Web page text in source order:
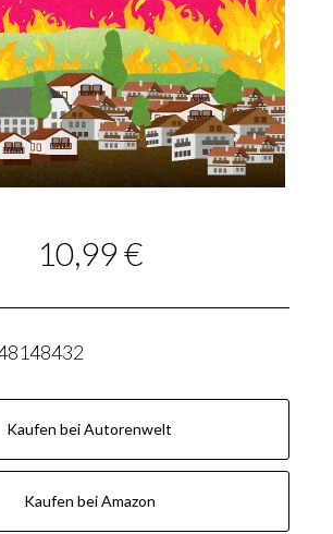
10,99 €
Kaufen bei Autorenwelt
Kaufen bei Amazon